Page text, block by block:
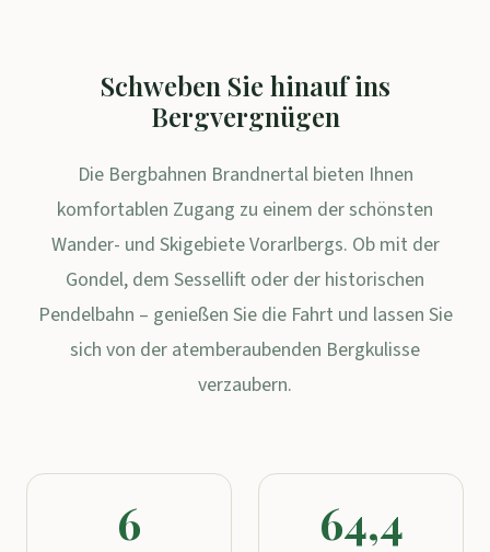
Schweben Sie hinauf ins
Bergvergnügen
Die Bergbahnen Brandnertal bieten Ihnen
komfortablen Zugang zu einem der schönsten
Wander- und Skigebiete Vorarlbergs. Ob mit der
Gondel, dem Sessellift oder der historischen
Pendelbahn – genießen Sie die Fahrt und lassen Sie
sich von der atemberaubenden Bergkulisse
verzaubern.
6 64,4